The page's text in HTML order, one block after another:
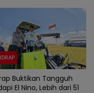
Buktikan Tangguh
El Nino, Lebih dari 51